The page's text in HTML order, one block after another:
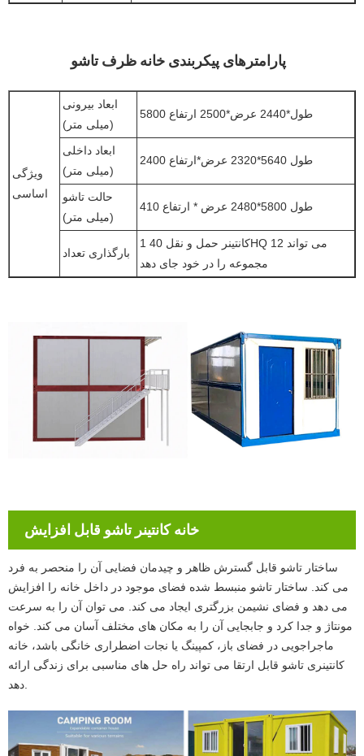
پارامترهای پیکربندی خانه ظرف تاشو
ویژگی
اساسی
ابعاد بیرونی
(میلی متر)
5800 طول*2440 عرض*2500 ارتفاع
ابعاد داخلی
(میلی متر)
طول 5640*2320 عرض*ارتفاع 2400
حالت تاشو
(میلی متر)
طول 5800*2480 عرض * ارتفاع 410
بارگذاری تعداد
1 کانتینر حمل و نقل 40HQ می تواند 12
مجموعه را در خود جای دهد
خانه کانتینر تاشو قابل افزایش
ساختار تاشو قابل گسترش ظاهر و چیدمان فضایی آن را منحصر به فرد
می کند. ساختار تاشو منبسط شده فضای موجود در داخل خانه را افزایش
می دهد و فضای نشیمن بزرگتری ایجاد می کند. می توان آن را به سرعت
مونتاژ و جدا کرد و جابجایی آن را به مکان های مختلف آسان می کند. خواه
ماجراجویی در فضای باز، کمپینگ یا نجات اضطراری خانگی باشد، خانه
کانتینری تاشو قابل ارتقا می تواند راه حل های مناسبی برای زندگی ارائه